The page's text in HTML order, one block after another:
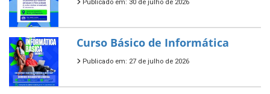
Publicado em: 30 de julho de 2026
Curso Básico de Informática
Publicado em: 27 de julho de 2026